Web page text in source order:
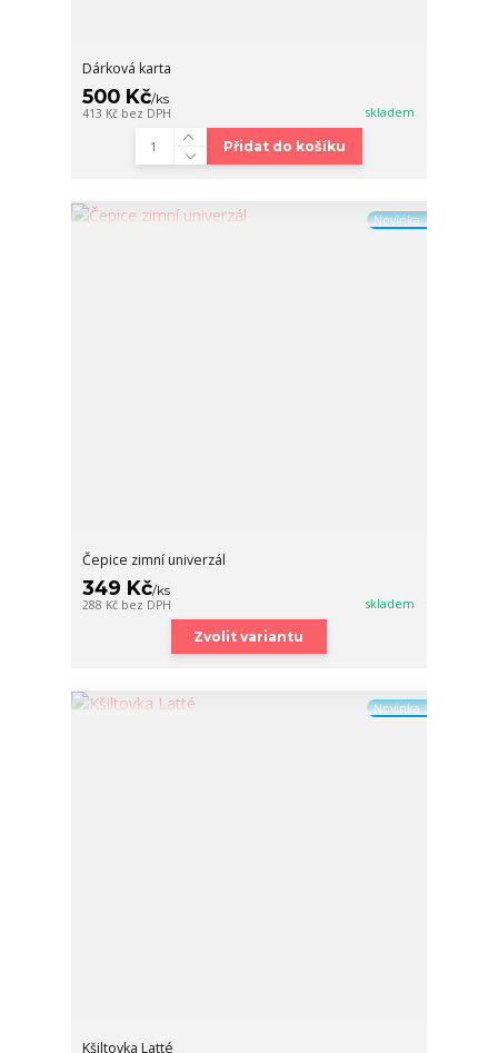
Dárková karta
500 Kč/ks
413 Kč bez DPH skladem
Přidat do košíku
Novinka
Čepice zimní univerzál
349 Kč/ks
288 Kč bez DPH skladem
Zvolit variantu
Novinka
Kšiltovka Latté